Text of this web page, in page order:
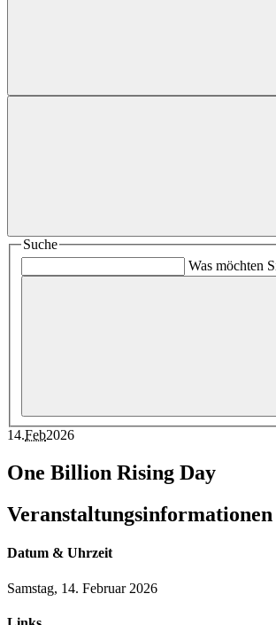
Suche
Was möchten
14.Feb2026
One Billion Rising Day
Veranstaltungsinformationen
Datum & Uhrzeit
Samstag, 14. Februar 2026